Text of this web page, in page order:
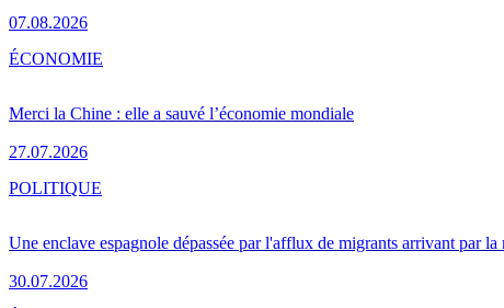
07.08.2026
Merci la Chine : elle a sauvé l’économie mondiale
27.07.2026
ÉCONOMIE
Une enclave espagnole dépassée par l'afflux de migrants arrivant par la
30.07.2026
POLITIQUE